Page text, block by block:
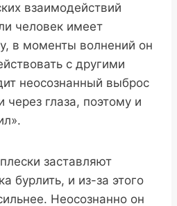
взаимодействий
человек имеет
в моменты волнений он
с другими
неосознанный выброс
через глаза, поэтому и
заставляют
бурлить, и из-за этого
Неосознанно он